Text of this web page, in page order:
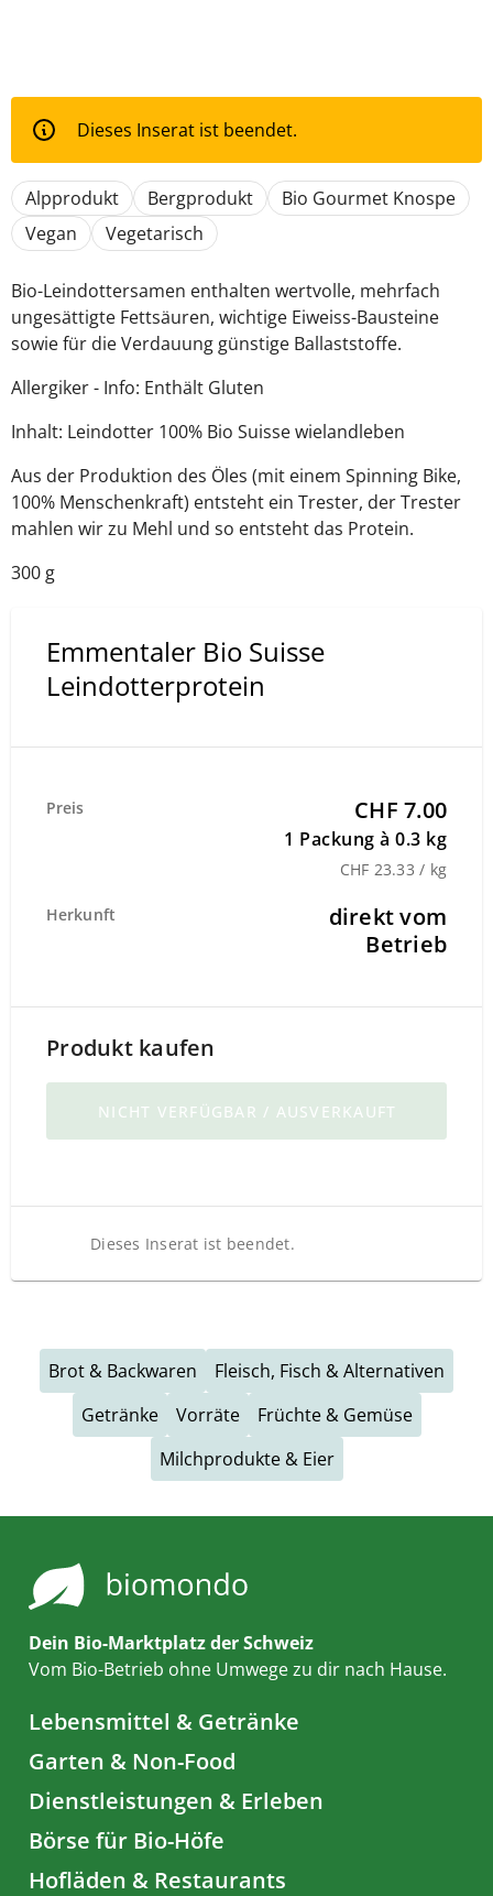
Dieses Inserat ist beendet.
Alpprodukt Bergprodukt
Bio Gourmet Knospe
Vegan
Vegetarisch
Bio-Leindottersamen enthalten wertvolle, mehrfach
ungesättigte Fettsäuren, wichtige Eiweiss-Bausteine
sowie für die Verdauung günstige Ballaststoffe.
Allergiker - Info: Enthält Gluten
Inhalt: Leindotter 100% Bio Suisse wielandleben
Aus der Produktion des Öles (mit einem Spinning Bike,
100% Menschenkraft) entsteht ein Trester, der Trester
mahlen wir zu Mehl und so entsteht das Protein.
300 g
Emmentaler Bio Suisse
Leindotterprotein
Preis CHF 7.00
1 Packung à 0.3 kg
CHF 23.33 / kg
Herkunft
direkt vom
Betrieb
Produkt kaufen
NICHT VERFÜGBAR / AUSVERKAUFT
Dieses Inserat ist beendet.
Brot & Backwaren
Fleisch, Fisch & Alternativen
Getränke
Vorräte
Früchte & Gemüse
Milchprodukte & Eier
Dein Bio-Marktplatz der Schweiz
Vom Bio-Betrieb ohne Umwege zu dir nach Hause.
Lebensmittel & Getränke
Garten & Non-Food
Dienstleistungen & Erleben
Börse für Bio-Höfe
Hofläden & Restaurants